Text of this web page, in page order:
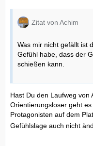
Zitat von Achim
Was mir nicht gefällt ist
Gefühl habe, dass der
schießen kann.
Hast Du den Laufweg von
Orientierungsloser geht
Protagonisten auf dem
Gefühlslage auch nicht